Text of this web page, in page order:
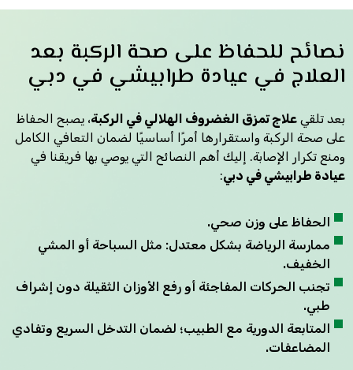
نصائح للحفاظ على صحة الركبة بعد
العلاج في عيادة طرابيشي في دبي
بعد تلقي علاج تمزق الغضروف الهلالي في الركبة، يصبح الحفاظ
على صحة الركبة واستقرارها أمرًا أساسيًا لضمان التعافي الكامل
ومنع تكرار الإصابة. إليك أهم النصائح التي يوصي بها فريقنا في
عيادة طرابيشي في دبي:
الحفاظ على وزن صحي.
ممارسة الرياضة بشكل معتدل: مثل السباحة أو المشي
الخفيف.
تجنب الحركات المفاجئة أو رفع الأوزان الثقيلة دون إشراف
طبي.
المتابعة الدورية مع الطبيب؛ لضمان التدخل السريع وتفادي
المضاعفات.